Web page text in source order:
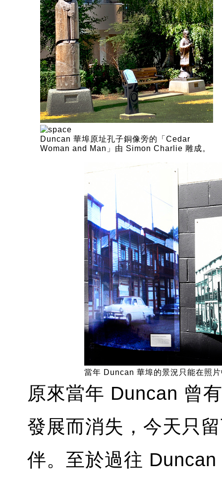
Duncan 華埠原址孔子銅像旁的「Cedar
Woman and Man」由 Simon Charlie 雕成。
當年 Duncan 華埠的景況只能在照
原來當年 Duncan 曾
發展而消失，今天只
伴。至於過往